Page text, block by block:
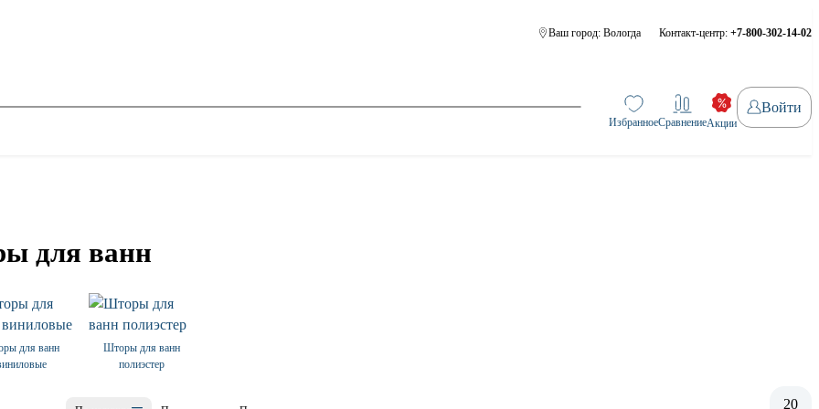
Ваш город: Вологда Контакт-центр: +7-800-302-14-02
ИзбранноеСравнениеАкции
Войти
для ванн
для ванн
Шторы для ванн
полиэстер
20